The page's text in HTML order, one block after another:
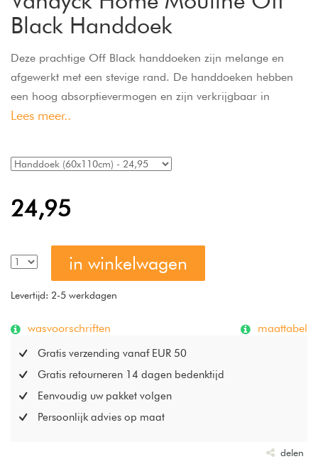
Black Handdoek
Deze prachtige Off Black handdoeken zijn melange en
afgewerkt met een stevige rand. De handdoeken hebben
een hoog absorptievermogen en zijn verkrijgbaar in
diverse maten. Home Mouliné handdoeken van Vandyck
Lees meer..
24,95
in winkelwagen
Levertijd: 2-5 werkdagen
wasvoorschriften maattabel
Gratis verzending vanaf EUR 50
Gratis retourneren 14 dagen bedenktijd
Eenvoudig uw pakket volgen
Persoonlijk advies op maat
delen